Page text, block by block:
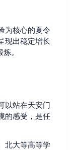
为核心的夏令
现出稳定增长
。
以站在天安门
的感受，是任
北大等高等学